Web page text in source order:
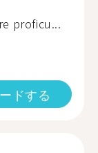
proficu...
ドする